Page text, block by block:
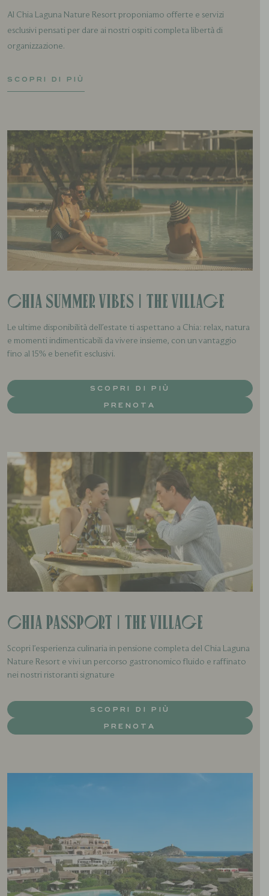
Al Chia Laguna Nature Resort proponiamo offerte e servizi
esclusivi pensati per dare ai nostri ospiti completa libertà di
organizzazione.
SCOPRI DI PIÙ
Chia Summer Vibes | The Village
Le ultime disponibilità dell'estate ti aspettano a Chia: relax, natura
e momenti indimenticabili da vivere insieme, con un vantaggio
fino al 15% e benefit esclusivi.
SCOPRI DI PIÙ
PRENOTA
Chia Passport | The Village
Scopri l’esperienza culinaria in pensione completa del Chia Laguna
Nature Resort e vivi un percorso gastronomico fluido e raffinato
nei nostri ristoranti signature
SCOPRI DI PIÙ
PRENOTA